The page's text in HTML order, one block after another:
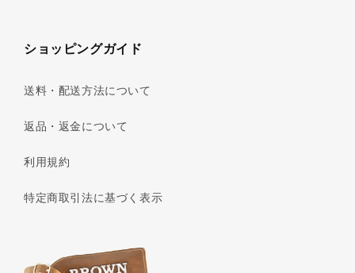
ショッピングガイド
送料・配送方法について
返品・返金について
利用規約
特定商取引法に基づく表示